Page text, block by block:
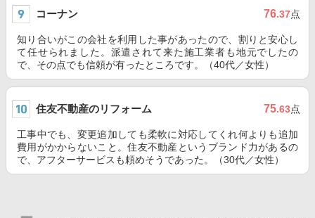
コーナン 76.37点
知り合いがこの会社を利用した事があったので、割りと安心し
て任せられました。派遣されて来た施工業者も地元でしたの
で、その点でも信頼が有ったところです。（40代／女性）
住友不動産のリフォーム 75.63点
工事中でも、変更追加しても柔軟に対応してくれ何よりも追加
費用がかからないこと。住友不動産というブランド力があるの
で、アフターサービスも頼めそうであった。（30代／女性）